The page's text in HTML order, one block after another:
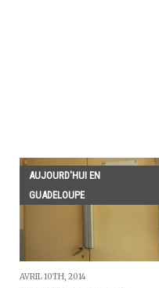
AUJOURD'HUI EN
GUADELOUPE
AVRIL 10TH, 2014